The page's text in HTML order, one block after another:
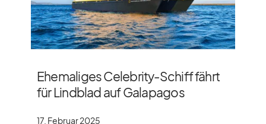
Ehemaliges Celebrity-Schiff fährt
für Lindblad auf Galapagos
17. Februar 2025